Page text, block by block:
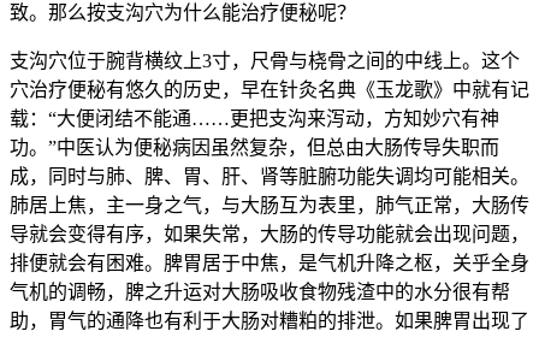
致。那么按支沟穴为什么能治疗便秘呢？
支沟穴位于腕背横纹上3寸，尺骨与桡骨之间的中线上。这个
穴治疗便秘有悠久的历史，早在针灸名典《玉龙歌》中就有记
载：“大便闭结不能通……更把支沟来泻动，方知妙穴有神
功。”中医认为便秘病因虽然复杂，但总由大肠传导失职而
成，同时与肺、脾、胃、肝、肾等脏腑功能失调均可能相关。
肺居上焦，主一身之气，与大肠互为表里，肺气正常，大肠传
导就会变得有序，如果失常，大肠的传导功能就会出现问题，
排便就会有困难。脾胃居于中焦，是气机升降之枢，关乎全身
气机的调畅，脾之升运对大肠吸收食物残渣中的水分很有帮
助，胃气的通降也有利于大肠对糟粕的排泄。如果脾胃出现了